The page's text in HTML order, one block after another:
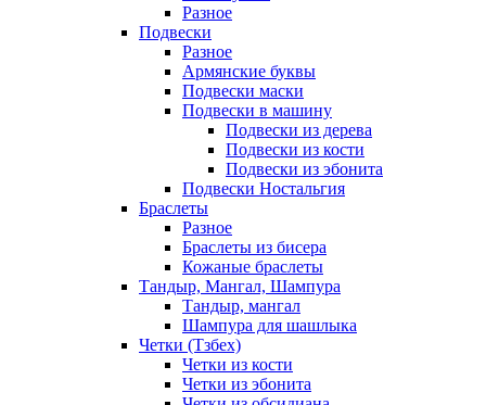
Разное
Подвески
Разное
Армянские буквы
Подвески маски
Подвески в машину
Подвески из дерева
Подвески из кости
Подвески из эбонита
Подвески Ностальгия
Браслеты
Разное
Браслеты из бисера
Кожаные браслеты
Тандыр, Мангал, Шампура
Тандыр, мангал
Шампура для шашлыка
Четки (Тзбех)
Четки из кости
Четки из эбонита